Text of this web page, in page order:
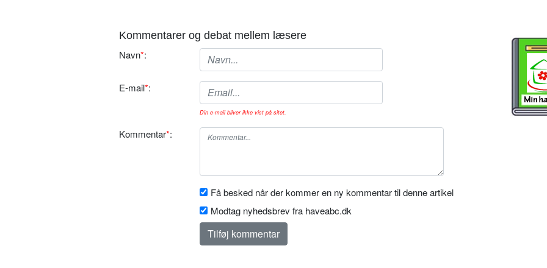
Kommentarer og debat mellem læsere
Navn*:
E-mail*:
Din e-mail bliver ikke vist på sitet.
Kommentar*:
Få besked når der kommer en ny kommentar til denne artikel
Modtag nyhedsbrev fra haveabc.dk